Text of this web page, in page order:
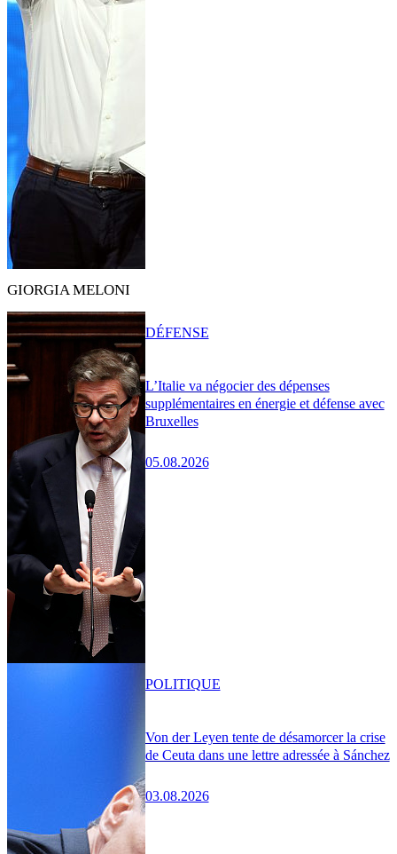
GIORGIA MELONI
L’Italie va négocier des dépenses
supplémentaires en énergie et défense avec
Bruxelles
05.08.2026
DÉFENSE
Von der Leyen tente de désamorcer la crise
de Ceuta dans une lettre adressée à Sánchez
03.08.2026
POLITIQUE